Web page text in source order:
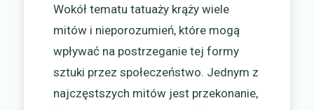
Wokół tematu tatuaży krąży wiele
mitów i nieporozumień, które mogą
wpływać na postrzeganie tej formy
sztuki przez społeczeństwo. Jednym z
najczęstszych mitów jest przekonanie,